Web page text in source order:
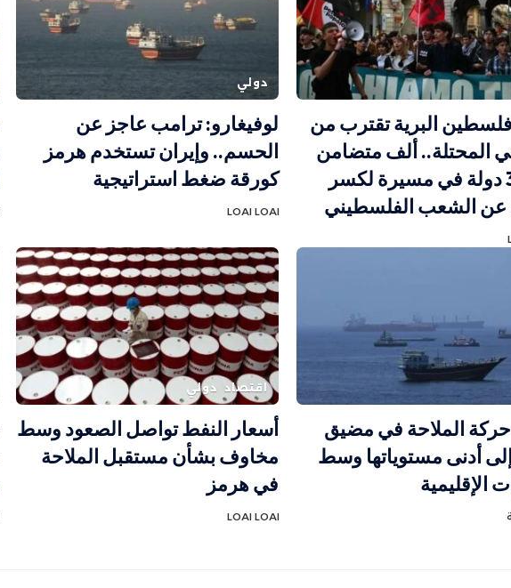
البرية تقترب من
المحتلة.. ألف متضامن
من 30 دولة في مسيرة لكسر
عن الشعب الفلسطيني
دولي
لوفيغارو: ترامب عاجز عن
الحسم.. وإيران تستخدم هرمز
كورقة ضغط استراتيجية
LOAI LOAI
حركة الملاحة في مضيق
أدنى مستوياتها وسط
الإقليمية
اقتصاد دولي
أسعار النفط تواصل الصعود وسط
مخاوف بشأن مستقبل الملاحة
في هرمز
LOAI LOAI